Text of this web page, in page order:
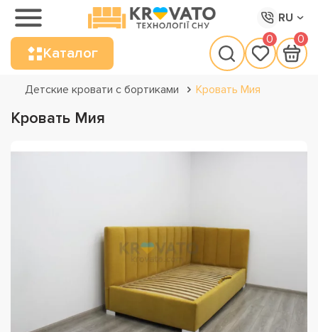
RU
Каталог
0 0
Детские кровати с бортиками Кровать Мия
Кровать Мия